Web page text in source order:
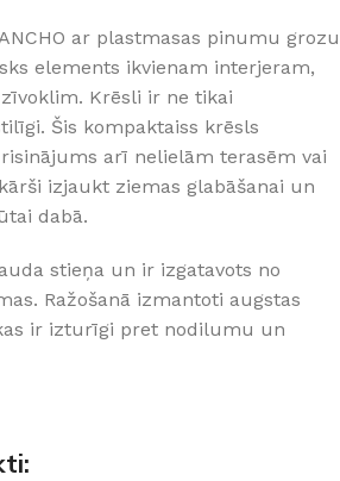
ar plastmasas pinumu grozu
elements ikvienam interjeram,
Krēsli ir ne tikai
Šis kompaktaiss krēsls
risinājums arī nelielām terasēm vai
izjaukt ziemas glabāšanai un
dabā.
stieņa un ir izgatavots no
Ražošanā izmantoti augstas
ir izturīgi pret nodilumu un